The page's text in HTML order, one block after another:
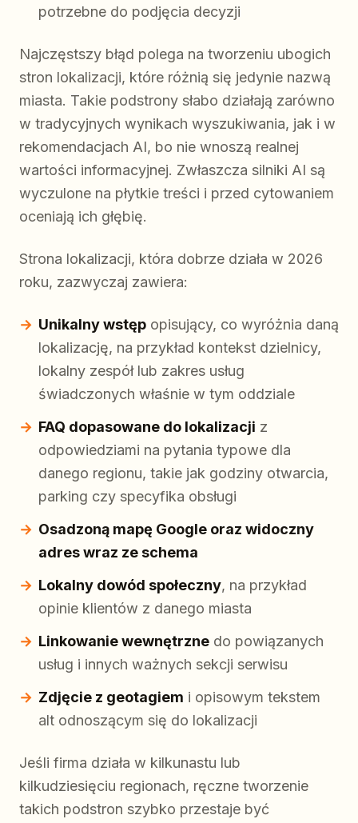
potrzebne do podjęcia decyzji
Najczęstszy błąd polega na tworzeniu ubogich
stron lokalizacji, które różnią się jedynie nazwą
miasta. Takie podstrony słabo działają zarówno
w tradycyjnych wynikach wyszukiwania, jak i w
rekomendacjach AI, bo nie wnoszą realnej
wartości informacyjnej. Zwłaszcza silniki AI są
wyczulone na płytkie treści i przed cytowaniem
oceniają ich głębię.
Strona lokalizacji, która dobrze działa w 2026
roku, zazwyczaj zawiera:
Unikalny wstęp opisujący, co wyróżnia daną
lokalizację, na przykład kontekst dzielnicy,
lokalny zespół lub zakres usług
świadczonych właśnie w tym oddziale
FAQ dopasowane do lokalizacji z
odpowiedziami na pytania typowe dla
danego regionu, takie jak godziny otwarcia,
parking czy specyfika obsługi
Osadzoną mapę Google oraz widoczny
adres wraz ze schema
Lokalny dowód społeczny, na przykład
opinie klientów z danego miasta
Linkowanie wewnętrzne do powiązanych
usług i innych ważnych sekcji serwisu
Zdjęcie z geotagiem i opisowym tekstem
alt odnoszącym się do lokalizacji
Jeśli firma działa w kilkunastu lub
kilkudziesięciu regionach, ręczne tworzenie
takich podstron szybko przestaje być